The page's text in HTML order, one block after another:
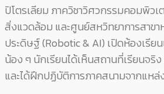
ปิโตรเลียม ภาควิชาวิศวกรรมคอมพิวเ
สิ่งแวดล้อม และศูนย์สหวิทยาการสา
ประดิษฐ์ (Robotic & AI) เปิดห้องเรีย
น้อง ๆ นักเรียนได้เห็นสถานที่เรียนจริ
และได้ฝึกปฏิบัติการภาคสนามจากแหล่